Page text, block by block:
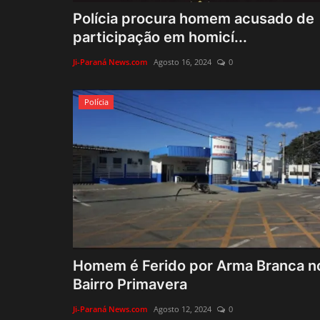
Polícia procura homem acusado de
participação em homicí...
Ji-Paraná News.com Agosto 16, 2024 0
Polícia
Homem é Ferido por Arma Branca
Bairro Primavera
Ji-Paraná News.com Agosto 12, 2024 0